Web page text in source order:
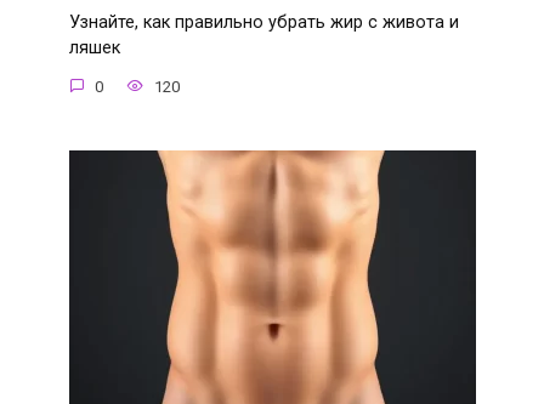
Узнайте, как правильно убрать жир с живота и
ляшек
0 120